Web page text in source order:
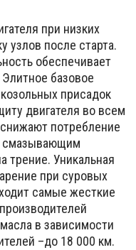
при низких
узлов после старта.
обеспечивает
базовое
присадок
двигателя во всем
потребление
смазывающим
трение. Уникальная
при суровых
самые жесткие
в зависимости
–до 18 000 км.